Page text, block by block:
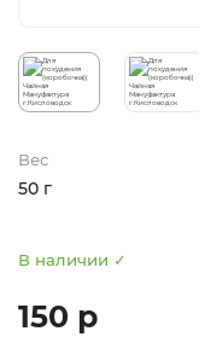
Вес
50 г
В наличии ✓
150 р